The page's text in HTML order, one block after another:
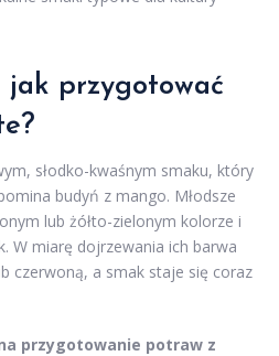
jak przygotować
słodko-kwaśnym smaku, który
budyń z mango. Młodsze
lub żółto-zielonym kolorze i
W miarę dojrzewania ich barwa
czerwoną, a smak staje się coraz
przygotowanie potraw z